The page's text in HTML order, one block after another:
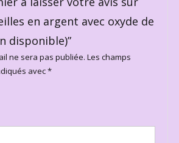
en argent avec oxyde de
disponible)”
ne sera pas publiée. Les champs
avec*